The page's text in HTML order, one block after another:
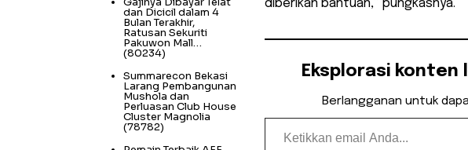
diberikan bantuan,” pungkasnya.
Eksplorasi konten
Berlangganan untuk
Ketikkan email Anda...
dan Dicicil dalam 4
Bulan Terakhir,
Ratusan Sekuriti
Pakuwon Mall…
(80234)
Summarecon Bekasi
Larang Pembangunan
Mushola dan
Perluasan Club House
Cluster Magnolia
(78782)